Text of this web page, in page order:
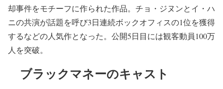
却事件をモチーフに作られた作品。チョ・ジヌンとイ・ハ
ニの共演が話題を呼び3日連続ボックオフィスの1位を獲得
するなどの人気作となった。公開5日目には観客動員100万
人を突破。
ブラックマネーのキャスト